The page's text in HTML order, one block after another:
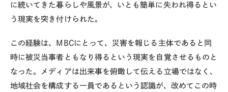
に続いてきた暮らしや風景が、いとも簡単に失われ得るとい
う現実を突き付けられた。
この経験は、 MBCにとって、災害を報じる主体であると同
時に被災当事者ともなり得るという現実を自覚させるものと
なった。メディアは出来事を俯瞰して伝える立場ではなく、
地域社会を構成する一員であるという認識が、改めてこの時